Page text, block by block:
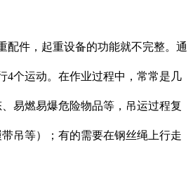
配件，起重设备的功能就不完整。通
4个运动。在作业过程中，常常是几
易燃易爆危险物品等，吊运过程复
吊等）；有的需要在钢丝绳上行走